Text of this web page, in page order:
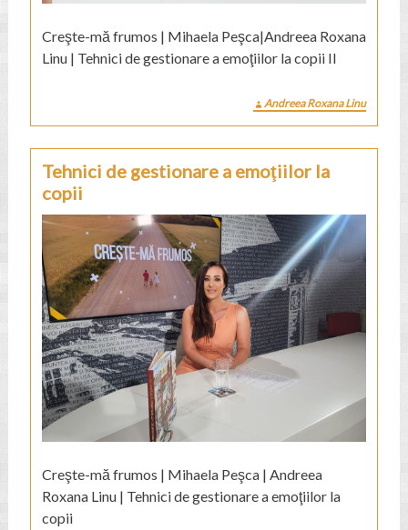
Creşte-mă frumos | Mihaela Peşca|Andreea Roxana
Linu | Tehnici de gestionare a emoţiilor la copii II
Andreea Roxana Linu
Tehnici de gestionare a emoţiilor la
copii
Creşte-mă frumos | Mihaela Peşca | Andreea
Roxana Linu | Tehnici de gestionare a emoţiilor la
copii